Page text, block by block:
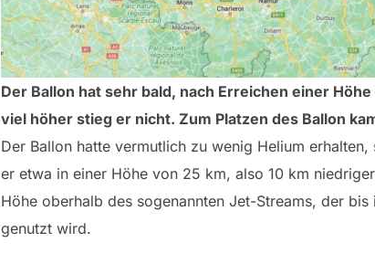
Der Ballon hat sehr bald, nach Erreichen einer
viel höher stieg er nicht. Zum Platzen des Ballon
Der Ballon hatte vermutlich zu wenig Helium
er etwa in einer Höhe von 25 km, also 10 km
Höhe oberhalb des sogenannten Jet-Streams, der
genutzt wird.